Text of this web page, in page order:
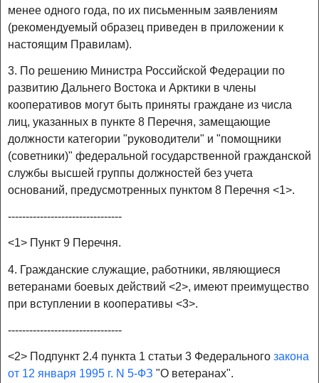
менее одного года, по их письменным заявлениям
(рекомендуемый образец приведен в приложении к
настоящим Правилам).
3. По решению Министра Российской Федерации по
развитию Дальнего Востока и Арктики в члены
кооперативов могут быть приняты граждане из числа
лиц, указанных в пункте 8 Перечня, замещающие
должности категории "руководители" и "помощники
(советники)" федеральной государственной гражданской
службы высшей группы должностей без учета
оснований, предусмотренных пунктом 8 Перечня <1>.
--------------------------------
<1> Пункт 9 Перечня.
4. Гражданские служащие, работники, являющиеся
ветеранами боевых действий <2>, имеют преимущество
при вступлении в кооперативы <3>.
--------------------------------
<2> Подпункт 2.4 пункта 1 статьи 3 Федерального закона
от 12 января 1995 г. N 5-ФЗ "О ветеранах".